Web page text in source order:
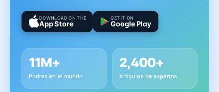
DOWNLOAD ON THE
App Store
GET IT ON
Google Play
11M+
Padres en el mundo
2,400+
Artículos de expertos